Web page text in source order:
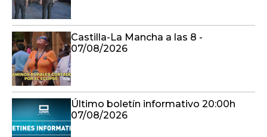
Castilla-La Mancha a las 8 -
07/08/2026
Último boletín informativo 20:00h
07/08/2026